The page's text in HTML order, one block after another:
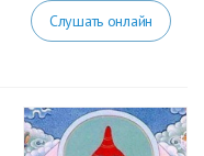
Слушать онлайн